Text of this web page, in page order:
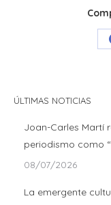
ÚLTIMAS NOTICIAS
Joan-Carles Martí
periodismo como
08/07/2026
La emergente